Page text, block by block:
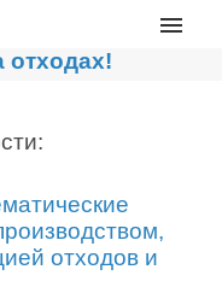
отходах!
отходов и